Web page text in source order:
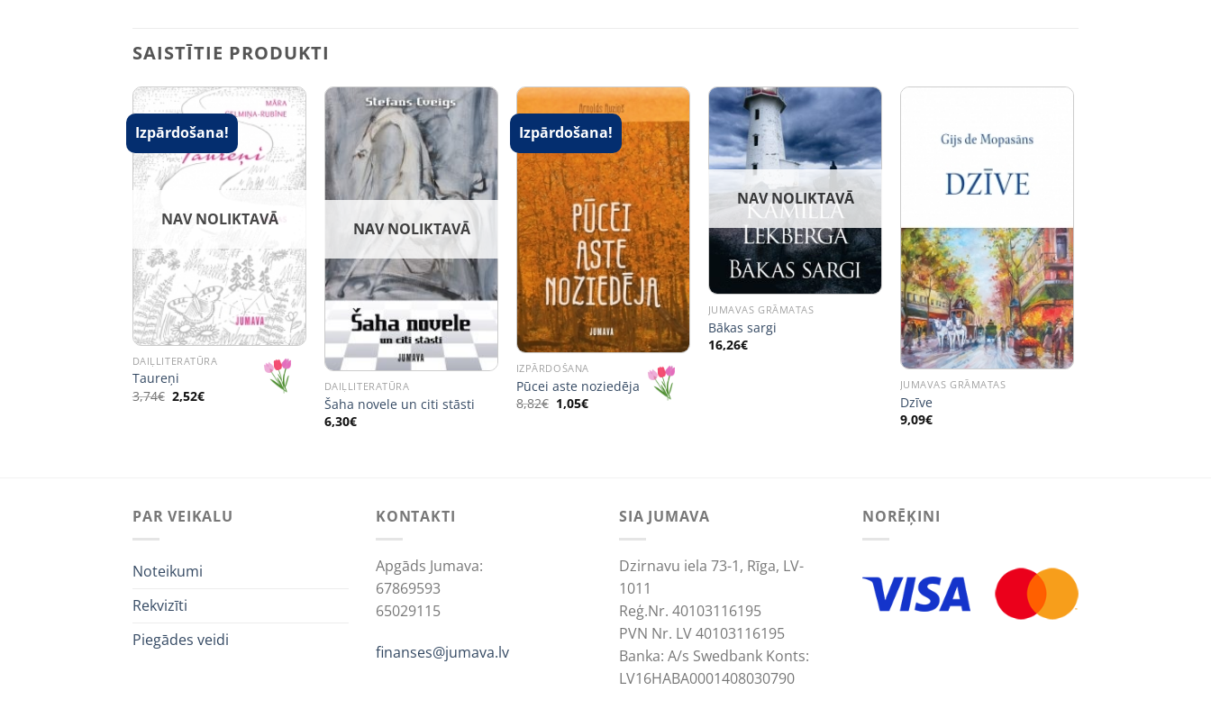
SAISTĪTIE PRODUKTI
Izpārdošana!
NAV NOLIKTAVĀ
DAIĻLITERATŪRA
Taureņi
3,74€ Original
price
2,52€Current
NAV NOLIKTAVĀ
DAIĻLITERATŪRA
Šaha novele un citi stāsti
6,30€
Izpārdošana!
IZPĀRDOŠANA
Pūcei aste noziedēja
8,82€ Original
price
1,05€Current
NAV NOLIKTAVĀ
JUMAVAS GRĀMATAS
Bākas sargi
16,26€
JUMAVAS GRĀMATAS
Dzīve
9,09€
PAR VEIKALU
Noteikumi
Rekvizīti
Piegādes veidi
KONTAKTI
Apgāds Jumava:
67869593
65029115
finanses@jumava.lv
SIA JUMAVA
Dzirnavu iela 73-1, Rīga, LV-
1011
Reģ.Nr. 40103116195
PVN Nr. LV 40103116195
Banka: A/s Swedbank Konts:
LV16HABA0001408030790
NORĒĶINI